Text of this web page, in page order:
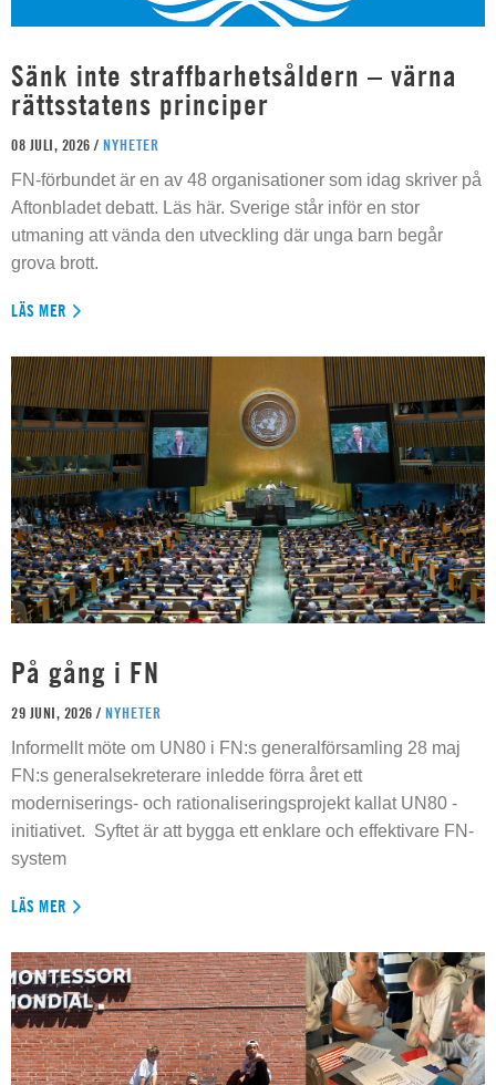
Sänk inte straffbarhetsåldern – värna
rättsstatens principer
08 JULI, 2026 / NYHETER
FN-förbundet är en av 48 organisationer som idag skriver på
Aftonbladet debatt. Läs här. Sverige står inför en stor
utmaning att vända den utveckling där unga barn begår
grova brott.
LÄS MER
På gång i FN
29 JUNI, 2026 / NYHETER
Informellt möte om UN80 i FN:s generalförsamling 28 maj
FN:s generalsekreterare inledde förra året ett
moderniserings- och rationaliseringsprojekt kallat UN80 -
initiativet. Syftet är att bygga ett enklare och effektivare FN-
system
LÄS MER